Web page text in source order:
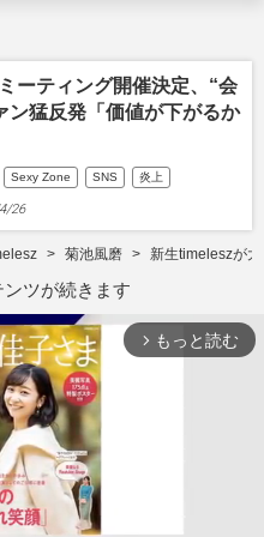
ーティング開催決定、“会
ン猛反発「価値が下がるか
Sexy Zone SNS 炎上
26
菊池風磨 新生timeleszが
ツが続きます
arrow_forward_ios もっと読む